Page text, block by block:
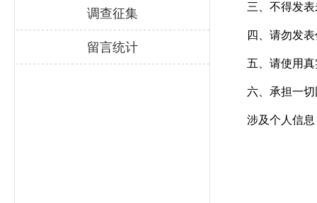
调查征集
留言统计
三、不得发
四、请勿发
五、请使用
六、承担一
涉及个人信